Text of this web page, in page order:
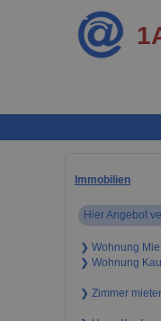
Immobilien
Hier Angebot
❯ Wohnung
❯ Wohnung
❯ Zimmer